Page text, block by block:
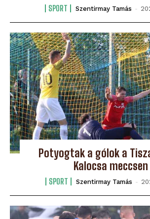
SPORT Szentirmay Tamás -
Potyogtak a gólok a
Kalocsa meccsen
SPORT Szentirmay Tamás -